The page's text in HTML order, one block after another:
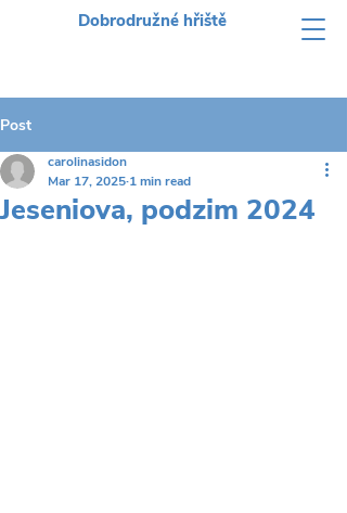
Dobrodružné hřiště
Post
Jeseniova, podzim 2024
carolinasidon
Mar 17, 2025 1 min read